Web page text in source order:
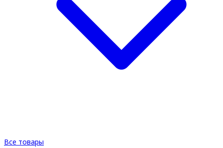
Все товары